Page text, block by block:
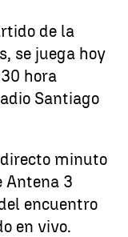
de la
se juega hoy
hora
Santiago
minuto
Antena 3
encuentro
en vivo.